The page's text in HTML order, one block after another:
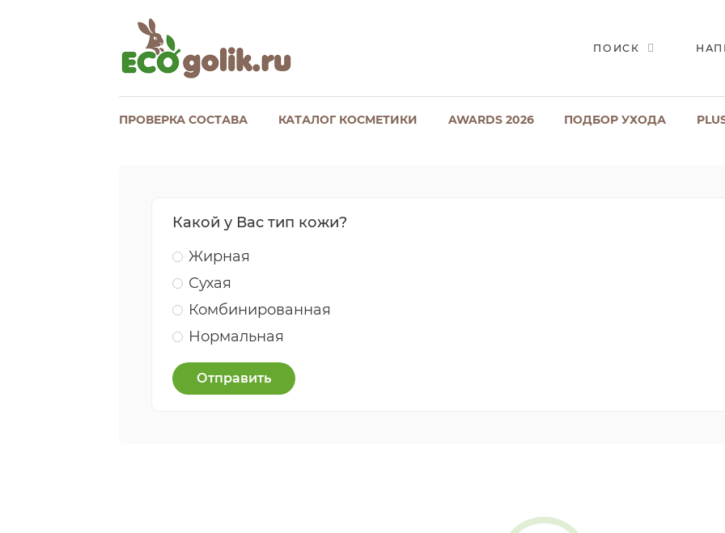
ПОИСК
ПРОВЕРКА СОСТАВА КАТАЛОГ КОСМЕТИКИ AWARDS 2026 ПОДБОР УХОДА
Какой у Вас тип кожи?
Жирная
Сухая
Комбинированная
Нормальная
Отправить